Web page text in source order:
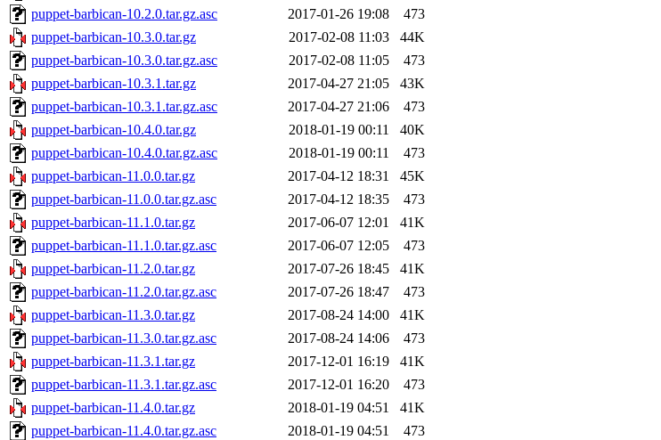
puppet-barbican-10.2.0.tar.gz.asc
2017-01-26 19:08
473
puppet-barbican-10.3.0.tar.gz
2017-02-08 11:03
44K
puppet-barbican-10.3.0.tar.gz.asc
2017-02-08 11:05
473
puppet-barbican-10.3.1.tar.gz
2017-04-27 21:05
43K
puppet-barbican-10.3.1.tar.gz.asc
2017-04-27 21:06
473
puppet-barbican-10.4.0.tar.gz
2018-01-19 00:11
40K
puppet-barbican-10.4.0.tar.gz.asc
2018-01-19 00:11
473
puppet-barbican-11.0.0.tar.gz
2017-04-12 18:31
45K
puppet-barbican-11.0.0.tar.gz.asc
2017-04-12 18:35
473
puppet-barbican-11.1.0.tar.gz
2017-06-07 12:01
41K
puppet-barbican-11.1.0.tar.gz.asc
2017-06-07 12:05
473
puppet-barbican-11.2.0.tar.gz
2017-07-26 18:45
41K
puppet-barbican-11.2.0.tar.gz.asc
2017-07-26 18:47
473
puppet-barbican-11.3.0.tar.gz
2017-08-24 14:00
41K
puppet-barbican-11.3.0.tar.gz.asc
2017-08-24 14:06
473
puppet-barbican-11.3.1.tar.gz
2017-12-01 16:19
41K
puppet-barbican-11.3.1.tar.gz.asc
2017-12-01 16:20
473
puppet-barbican-11.4.0.tar.gz
2018-01-19 04:51
41K
puppet-barbican-11.4.0.tar.gz.asc
2018-01-19 04:51
473